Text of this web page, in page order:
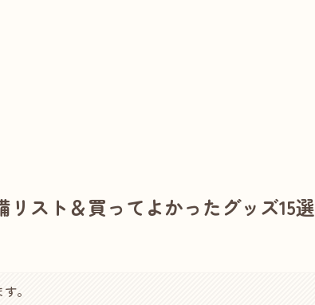
リスト＆買ってよかったグッズ15選
。